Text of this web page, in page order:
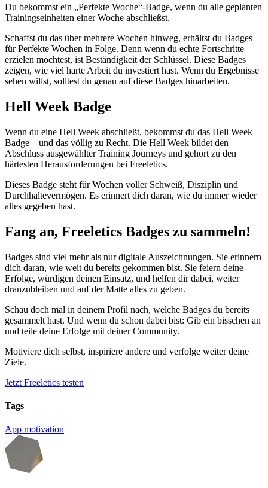
Du bekommst ein „Perfekte Woche“-Badge, wenn du alle geplanten
Trainingseinheiten einer Woche abschließst.
Schaffst du das über mehrere Wochen hinweg, erhältst du Badges
für Perfekte Wochen in Folge. Denn wenn du echte Fortschritte
erzielen möchtest, ist Beständigkeit der Schlüssel. Diese Badges
zeigen, wie viel harte Arbeit du investiert hast. Wenn du Ergebnisse
sehen willst, solltest du genau auf diese Badges hinarbeiten.
Hell Week Badge
Wenn du eine Hell Week abschließt, bekommst du das Hell Week
Badge – und das völlig zu Recht. Die Hell Week bildet den
Abschluss ausgewählter Training Journeys und gehört zu den
härtesten Herausforderungen bei Freeletics.
Dieses Badge steht für Wochen voller Schweiß, Disziplin und
Durchhaltevermögen. Es erinnert dich daran, wie du immer wieder
alles gegeben hast.
Fang an, Freeletics Badges zu sammeln!
Badges sind viel mehr als nur digitale Auszeichnungen. Sie erinnern
dich daran, wie weit du bereits gekommen bist. Sie feiern deine
Erfolge, würdigen deinen Einsatz, und helfen dir dabei, weiter
dranzubleiben und auf der Matte alles zu geben.
Schau doch mal in deinem Profil nach, welche Badges du bereits
gesammelt hast. Und wenn du schon dabei bist: Gib ein bisschen an
und teile deine Erfolge mit deiner Community.
Motiviere dich selbst, inspiriere andere und verfolge weiter deine
Ziele.
Jetzt Freeletics testen
Tags
App motivation